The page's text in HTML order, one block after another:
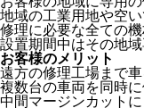
地域の工業用地や空
修理に必要な全ての
設置期間中はその地
お客様のメリット
遠方の修理工場まで
複数台の車両を同時
中間マージンカット